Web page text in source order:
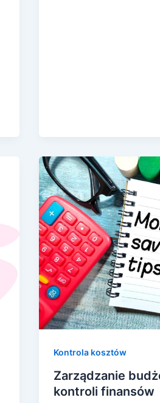
Kontrola kosztów
Zarządzanie
kontroli finansów